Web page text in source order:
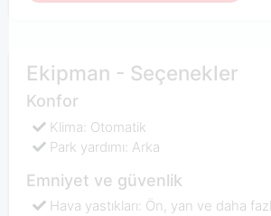
Ekipman - Seçenekler
Konfor
Klima: Otomatik
Park yardımı: Arka
Emniyet ve güvenlik
Hava yastıkları: Ön, yan ve daha